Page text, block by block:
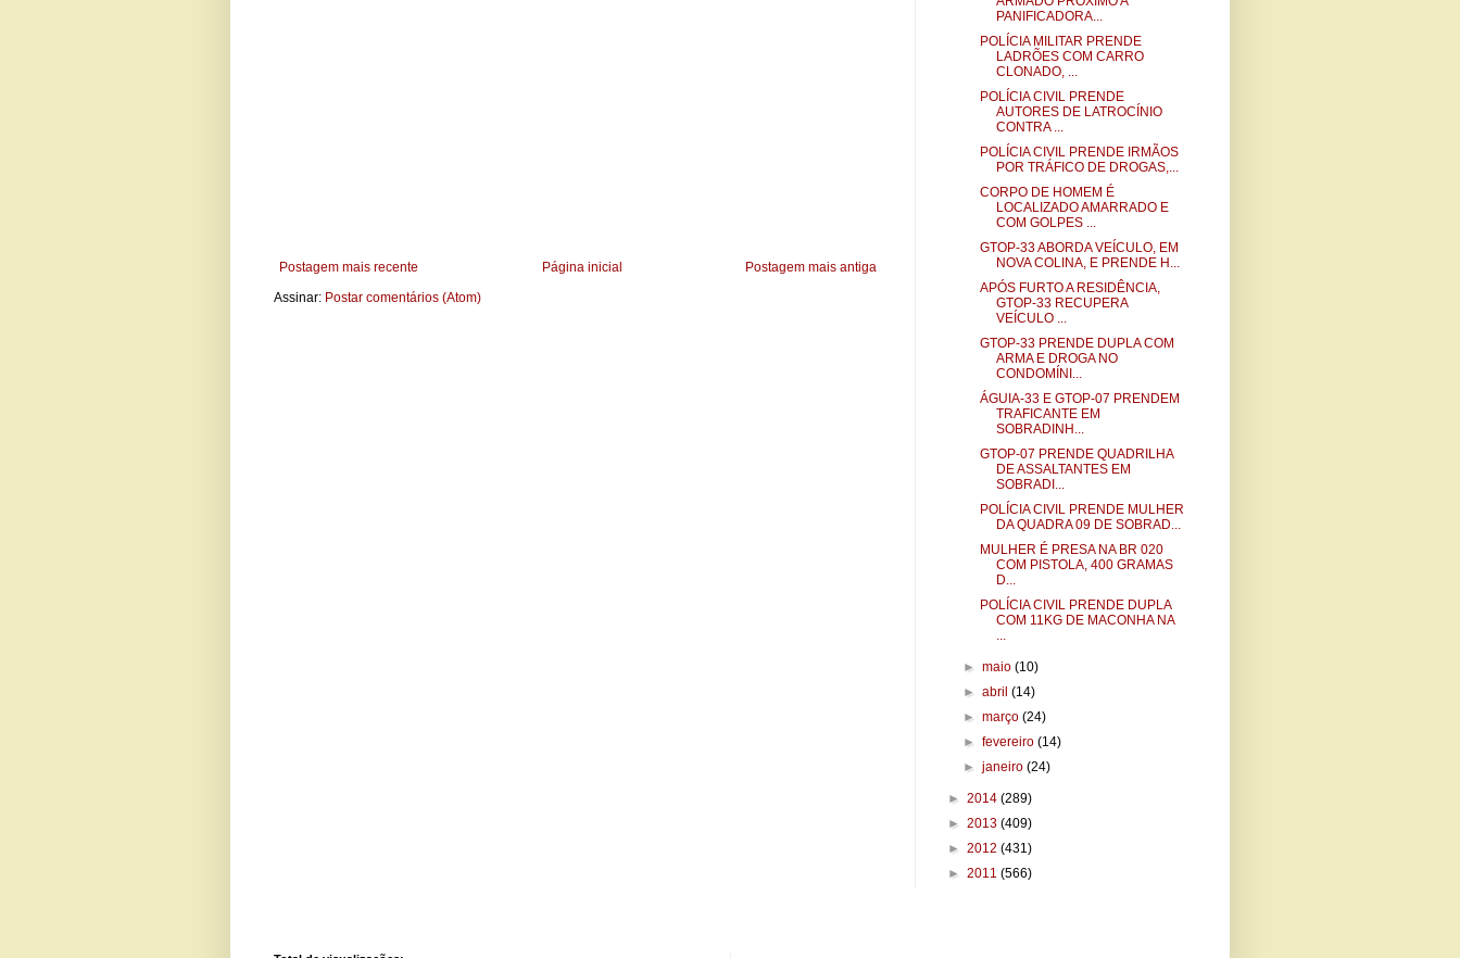
Postagem mais recente Postagem mais antiga
Página inicial
Assinar: Postar comentários (Atom)
PANIFICADORA...
POLÍCIA MILITAR PRENDE
LADRÕES COM CARRO
CLONADO, ...
POLÍCIA CIVIL PRENDE
AUTORES DE LATROCÍNIO
CONTRA ...
POLÍCIA CIVIL PRENDE IRMÃOS
POR TRÁFICO DE DROGAS,...
CORPO DE HOMEM É
LOCALIZADO AMARRADO E
COM GOLPES ...
GTOP-33 ABORDA VEÍCULO, EM
NOVA COLINA, E PRENDE H...
APÓS FURTO A RESIDÊNCIA,
GTOP-33 RECUPERA
VEÍCULO ...
GTOP-33 PRENDE DUPLA COM
ARMA E DROGA NO
CONDOMÍNI...
ÁGUIA-33 E GTOP-07 PRENDEM
TRAFICANTE EM
SOBRADINH...
GTOP-07 PRENDE QUADRILHA
DE ASSALTANTES EM
SOBRADI...
POLÍCIA CIVIL PRENDE MULHER
DA QUADRA 09 DE SOBRAD...
MULHER É PRESA NA BR 020
COM PISTOLA, 400 GRAMAS
D...
POLÍCIA CIVIL PRENDE DUPLA
COM 11KG DE MACONHA NA
...
►maio(10)
►abril(14)
►março(24)
►fevereiro(14)
►janeiro(24)
► 2014 (289)
► 2013 (409)
► 2012 (431)
► 2011 (566)